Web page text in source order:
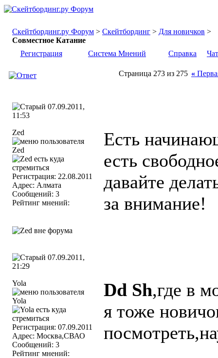
Скейтбординг.ру Форум > Скейтбординг > Для новичков >
Совместное Катание
Регистрация
Система Мнений Справка Чат
Страница 273 из 275 «
07.09.2011,
11:53
Zed
Регистрация: 22.08.2011
Адрес: Алмата
Сообщений: 3
Рейтинг мнений:
Есть
есть
давайте
за внимание!
07.09.2011,
21:29
Yola
Регистрация: 07.09.2011
Адрес: Москва,СВАО
Сообщений: 3
Рейтинг мнений:
Dd Sh,где в
я тоже